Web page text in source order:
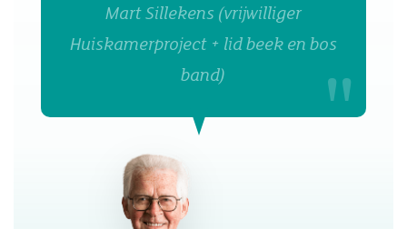
Mart Sillekens (vrijwilliger
Huiskamerproject + lid beek en bos
band)